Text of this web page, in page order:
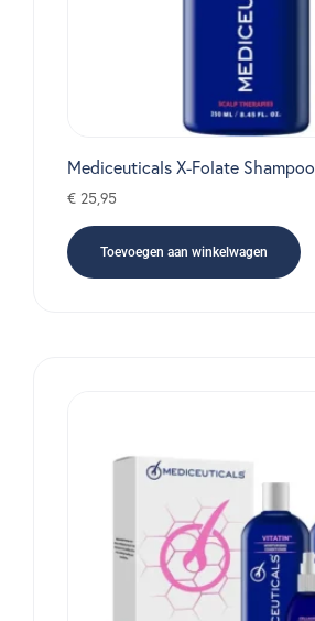
Mediceuticals X-Folate Shampoo
€ 25,95
Toevoegen aan winkelwagen